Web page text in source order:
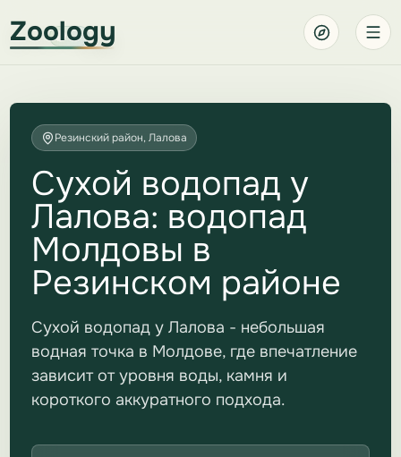
Zoology
Резинский район, Лалова
Сухой водопад у
Лалова: водопад
Молдовы в
Резинском районе
Сухой водопад у Лалова - небольшая
водная точка в Молдове, где впечатление
зависит от уровня воды, камня и
короткого аккуратного подхода.